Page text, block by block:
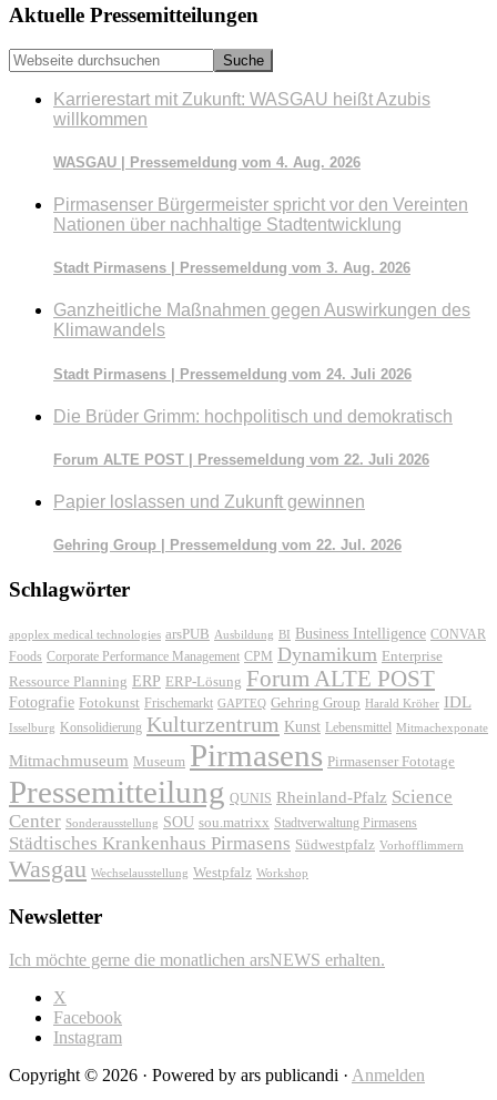
Seitenspalte
Aktuelle Pressemitteilungen
Webseite
durchsuchen
Karrierestart mit Zukunft: WASGAU heißt Azubis
willkommen
WASGAU | Pressemeldung vom 4. Aug. 2026
Pirmasenser Bürgermeister spricht vor den Vereinten
Nationen über nachhaltige Stadtentwicklung
Stadt Pirmasens | Pressemeldung vom 3. Aug. 2026
Ganzheitliche Maßnahmen gegen Auswirkungen des
Klimawandels
Stadt Pirmasens | Pressemeldung vom 24. Juli 2026
Die Brüder Grimm: hochpolitisch und demokratisch
Forum ALTE POST | Pressemeldung vom 22. Juli 2026
Papier loslassen und Zukunft gewinnen
Gehring Group | Pressemeldung vom 22. Jul. 2026
Schlagwörter
apoplex medical technologies arsPUB Ausbildung BI Business Intelligence CONVAR
Foods Corporate Performance Management CPM Dynamikum Enterprise
Ressource Planning ERP ERP-Lösung Forum ALTE POST
Fotografie Fotokunst Frischemarkt GAPTEQ Gehring Group Harald Kröher IDL
Isselburg Konsolidierung Kulturzentrum Kunst Lebensmittel Mitmachexponate
Mitmachmuseum Museum Pirmasens Pirmasenser Fototage
Pressemitteilung QUNIS Rheinland-Pfalz Science
Center Sonderausstellung SOU sou.matrixx Stadtverwaltung Pirmasens
Städtisches Krankenhaus Pirmasens Südwestpfalz Vorhofflimmern
Wasgau Wechselausstellung Westpfalz Workshop
Newsletter
Ich möchte gerne die monatlichen arsNEWS erhalten.
X
Facebook
Instagram
Copyright © 2026 · Powered by ars publicandi · Anmelden